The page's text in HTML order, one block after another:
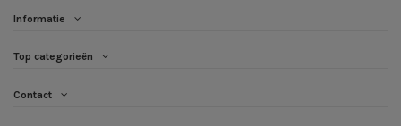
Informatie
Top categorieën
Contact